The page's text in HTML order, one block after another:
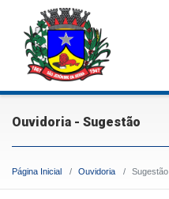
Ouvidoria - Sugestão
Página Inicial Ouvidoria Sugestão